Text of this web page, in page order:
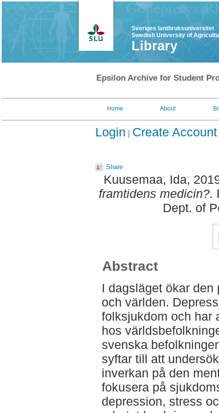
Sveriges lantbruksuniversitet
Swedish University of
Library
Epsilon Archive for Student
Home About
Login Create Account
Share
Kuusemaa, Ida,
framtidens medicin?.
Dept. of
Abstract
I dagsläget ökar
och världen.
folksjukdom och har
hos
svenska
syftar till att
inverkan på den
fokusera på
depression, stress